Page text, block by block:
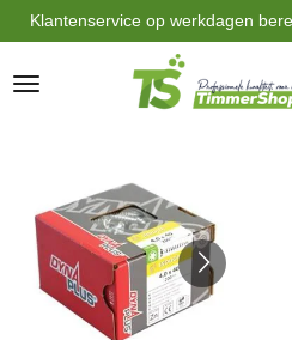
Ga
direct
naar
de
Klantenservice op werkdagen